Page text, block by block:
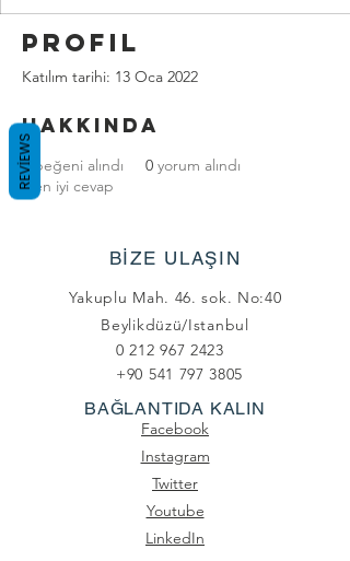
Profil
Katılım tarihi: 13 Oca 2022
Hakkında
0 beğeni alındı 0 yorum alındı
0 en iyi cevap
BİZE ULAŞIN
Yakuplu Mah. 46. sok. No:40
Beylikdüzü/Istanbul
0 212 967 2423
+90 541 797 3805
BAĞLANTIDA KALIN
Facebook
Instagram
Twitter
Youtube
LinkedIn
REVIEWS